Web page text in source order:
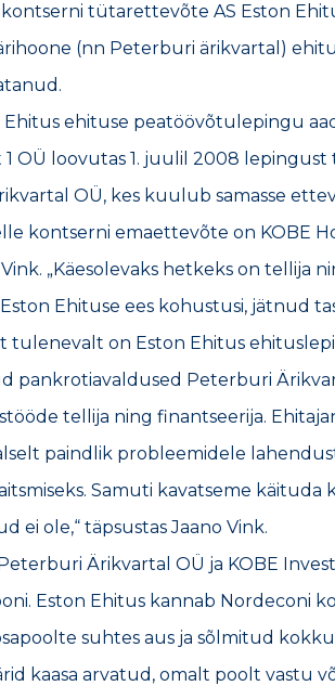
tütarettevõte AS Eston
ärihoone (nn Peterburi ärikvartal)
Ehitus ehituse peatöövõtulepingu
1 OÜ loovutas 1. juulil 2008
OÜ, kes kuulub samasse
kontserni emaettevõte on KOBE
„Käesolevaks hetkeks on tellija
Ehituse ees kohustusi, jätnud
tulenevalt on Eston Ehitus
pankrotiavaldused Peterburi
tellija ning finantseerija.
paindlik probleemidele
Samuti kavatseme käituda
ei ole,“ täpsustas Jaano Vink.
Ärikvartal OÜ ja KOBE
Eston Ehitus kannab Nordeconi
suhtes aus ja sõlmitud
kaasa arvatud, omalt poolt vastu